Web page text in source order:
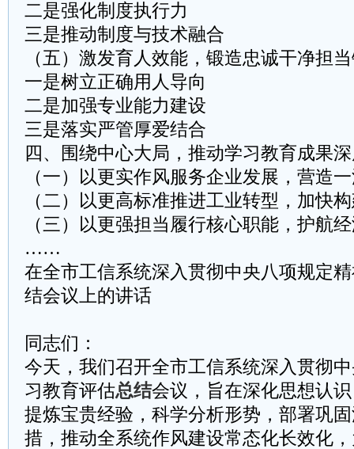
二是强化制度执行力
三是推动制度与技术融合
（五）激发育人效能，锻造忠诚干净担
一是树立正确用人导向
二是加强专业能力建设
三是落实严管厚爱结合
四、围绕中心大局，推动学习教育成果
（一）以更实作风服务企业发展，营造
（二）以更高标准推进工业转型，加快
（三）以更强担当履行核心职能，护航
……
在全市工信系统深入贯彻中央八项规定
结会议上的讲话
同志们：
今天，我们召开全市工信系统深入贯彻
习教育评估总结会议，旨在深化思想认
提炼宝贵经验，科学分析形势，部署巩
措，推动全系统作风建设常态化长效化